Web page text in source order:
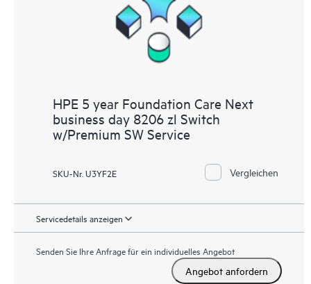
HPE 5 year Foundation Care Next
business day 8206 zl Switch
w/Premium SW Service
SKU-Nr. U3YF2E Vergleichen
Servicedetails anzeigen
Senden Sie Ihre Anfrage für ein individuelles Angebot
Angebot anfordern